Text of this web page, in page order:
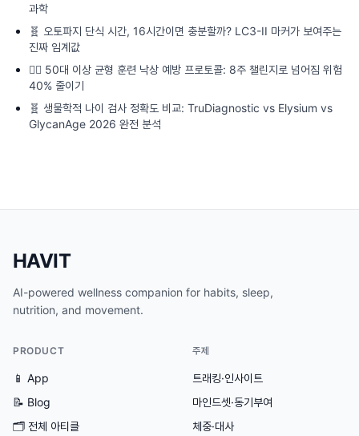
과학
🧬 오토파지 단식 시간, 16시간이면 충분할까? LC3-II 마커가 보여주는
진짜 임계값
🏃‍♂️ 50대 이상 균형 훈련 낙상 예방 프로토콜: 8주 챌린지로 넘어짐 위험
40% 줄이기
🧬 생물학적 나이 검사 정확도 비교: TruDiagnostic vs Elysium vs
GlycanAge 2026 완전 분석
HAVIT
AI-powered wellness companion for habits, sleep,
nutrition, and movement.
PRODUCT
📱 App
📝 Blog
🗂 전체 아티클
주제
트래킹·인사이트
마인드셋·동기부여
체중·대사